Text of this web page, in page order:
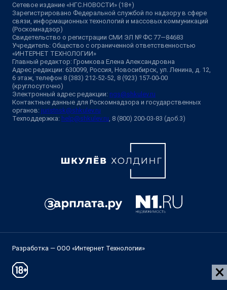
Сетевое издание «НГС.НОВОСТИ» (18+)
Зарегистрировано Федеральной службой по надзору в сфере
связи, информационных технологий и массовых коммуникаций
(Роскомнадзор)
Свидетельство о регистрации СМИ ЭЛ № ФС 77—84683
Учредитель: Общество с ограниченной ответственностью
«ИНТЕРНЕТ ТЕХНОЛОГИИ»
Главный редактор: Громкова Елена Александровна
Адрес редакции: 630099, Россия, Новосибирск, ул. Ленина, д. 12,
6 этаж, телефон 8 (383) 212-52-52, 8 (923) 157-00-00
(круглосуточно)
Электронный адрес редакции: ngs@shkulev.ru
Контактные данные для Роскомнадзора и государственных
органов: juristnsk@shkulev.ru
Техподдержка: help@shkulev.ru , 8 (800) 200-03-83 (доб.3)
Разработка — ООО «Интернет Технологии»